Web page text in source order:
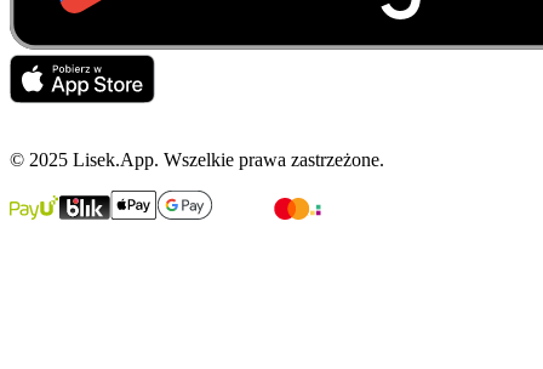
© 2025 Lisek.App. Wszelkie prawa zastrzeżone.